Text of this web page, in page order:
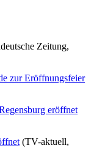
Zeitung,
zur Eröffnungsfeier
eröffnet
(TV-aktuell,